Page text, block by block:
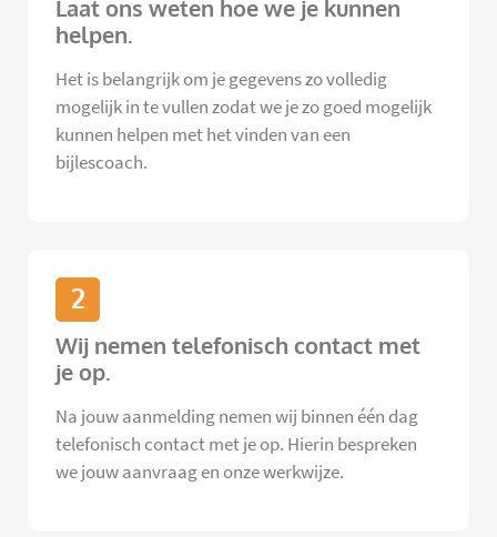
Laat ons weten hoe we je kunnen
helpen.
Het is belangrijk om je gegevens zo volledig
mogelijk in te vullen zodat we je zo goed mogelijk
kunnen helpen met het vinden van een
bijlescoach.
2
Wij nemen telefonisch contact met
je op.
Na jouw aanmelding nemen wij binnen één dag
telefonisch contact met je op. Hierin bespreken
we jouw aanvraag en onze werkwijze.